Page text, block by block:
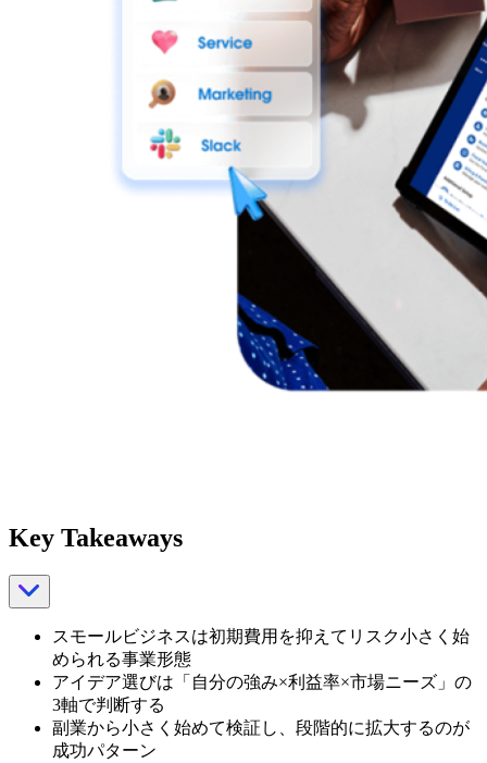
Key Takeaways
スモールビジネスは初期費用を抑えてリスク小さく始
められる事業形態
アイデア選びは「自分の強み×利益率×市場ニーズ」の
3軸で判断する
副業から小さく始めて検証し、段階的に拡大するのが
成功パターン